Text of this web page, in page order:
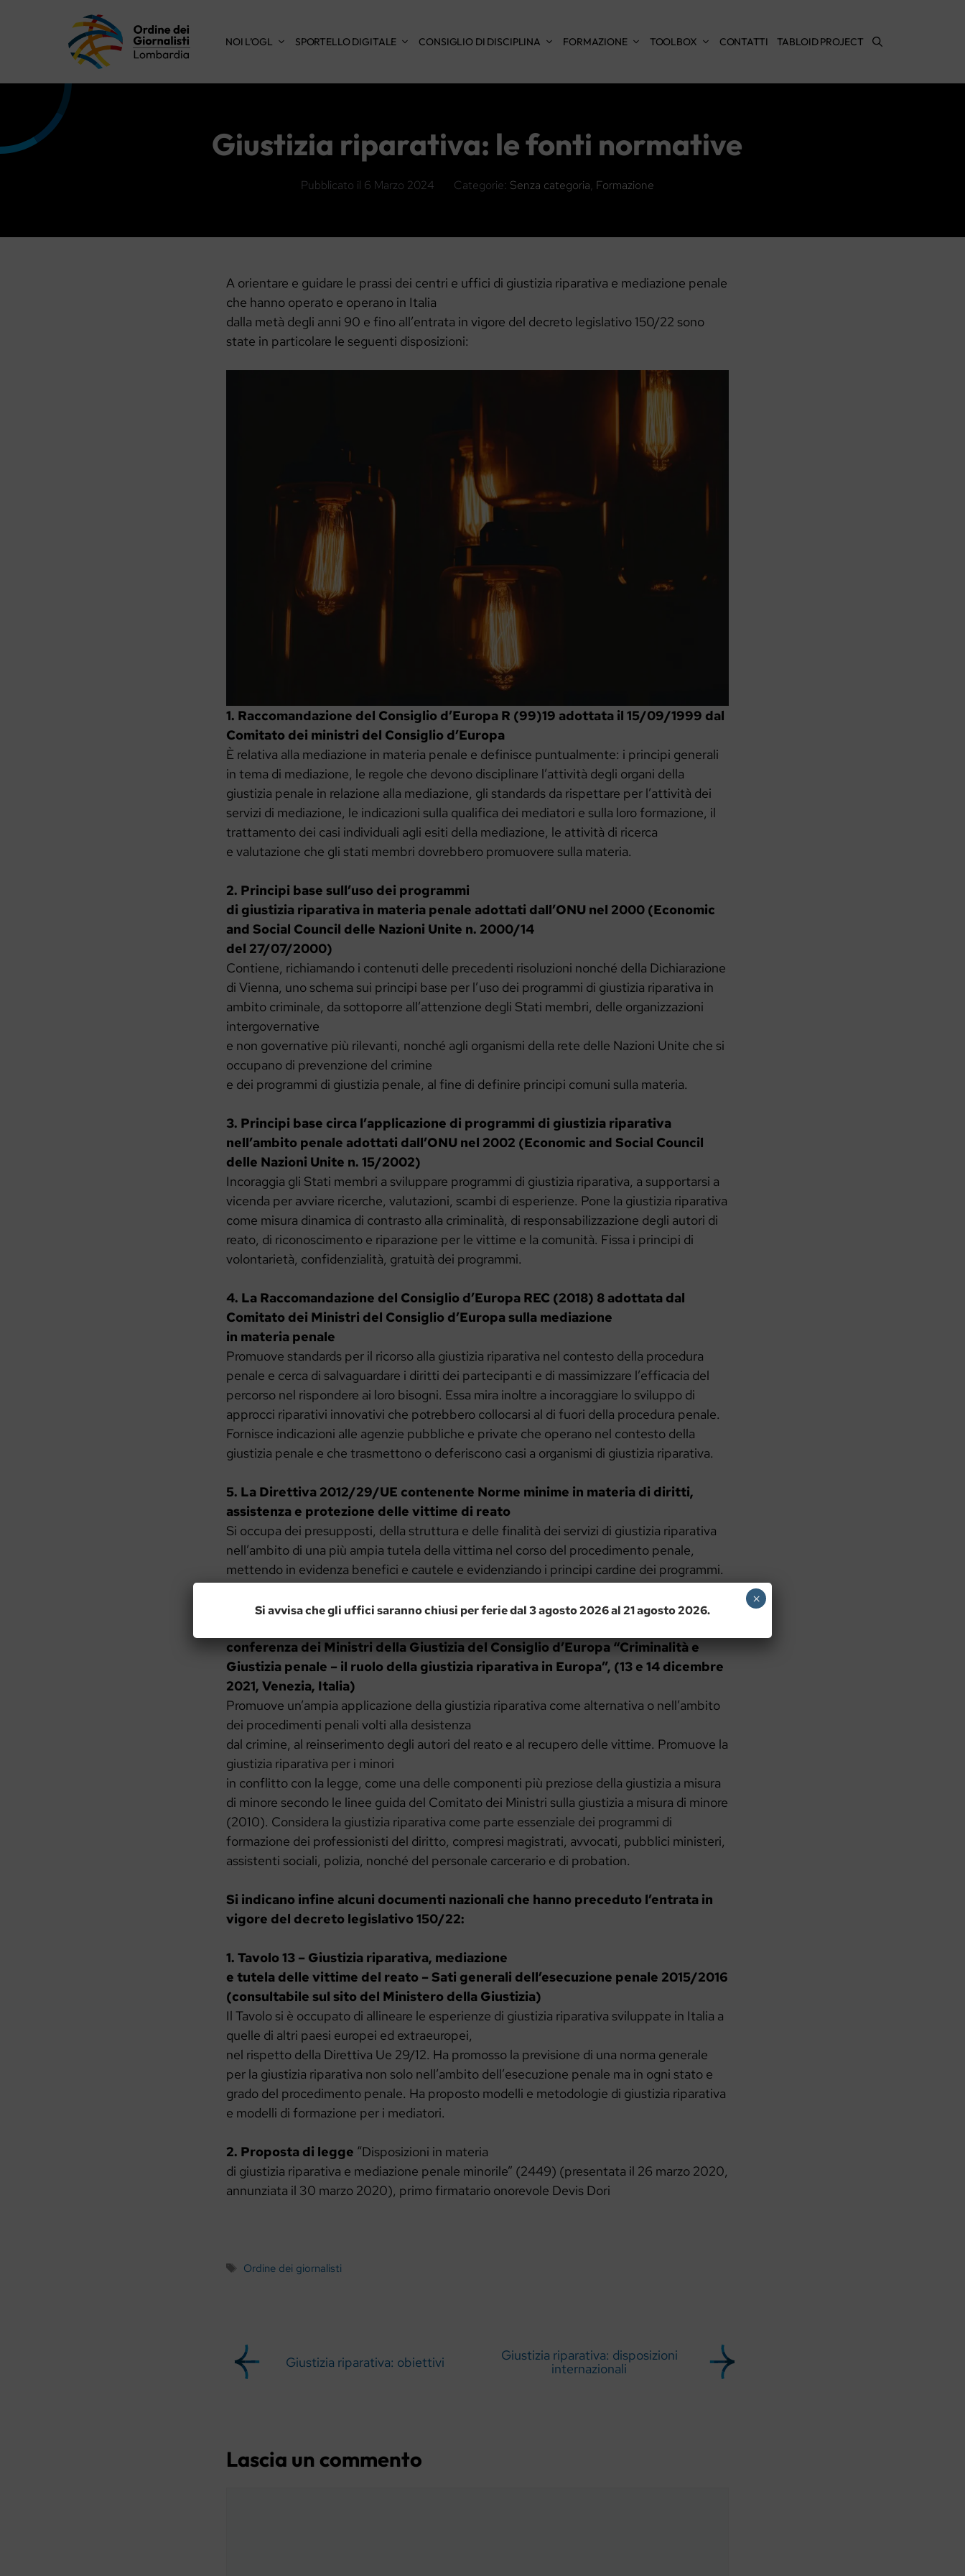
NOI L’OGL SPORTELLO DIGITALE CONSIGLIO DI DISCIPLINA FORMAZIONE TOOLBOX CONTATTI TABLOID PROJECT
Giustizia riparativa: le fonti normative
Pubblicato il 6 Marzo 2024 Categorie: Senza categoria, Formazione
A orientare e guidare le prassi dei centri e uffici di giustizia riparativa e mediazione penale
che hanno operato e operano in Italia
dalla metà degli anni 90 e fino all’entrata in vigore del decreto legislativo 150/22 sono
state in particolare le seguenti disposizioni:
1. Raccomandazione del Consiglio d’Europa R (99)19 adottata il 15/09/1999 dal
Comitato dei ministri del Consiglio d’Europa
È relativa alla mediazione in materia penale e definisce puntualmente: i principi generali
in tema di mediazione, le regole che devono disciplinare l’attività degli organi della
giustizia penale in relazione alla mediazione, gli standards da rispettare per l’attività dei
servizi di mediazione, le indicazioni sulla qualifica dei mediatori e sulla loro formazione, il
trattamento dei casi individuali agli esiti della mediazione, le attività di ricerca
e valutazione che gli stati membri dovrebbero promuovere sulla materia.
2. Principi base sull’uso dei programmi
di giustizia riparativa in materia penale adottati dall’ONU nel 2000 (Economic
and Social Council delle Nazioni Unite n. 2000/14
del 27/07/2000)
Contiene, richiamando i contenuti delle precedenti risoluzioni nonché della Dichiarazione
di Vienna, uno schema sui principi base per l’uso dei programmi di giustizia riparativa in
ambito criminale, da sottoporre all’attenzione degli Stati membri, delle organizzazioni
intergovernative
e non governative più rilevanti, nonché agli organismi della rete delle Nazioni Unite che si
occupano di prevenzione del crimine
e dei programmi di giustizia penale, al fine di definire principi comuni sulla materia.
3. Principi base circa l’applicazione di programmi di giustizia riparativa
nell’ambito penale adottati dall’ONU nel 2002 (Economic and Social Council
delle Nazioni Unite n. 15/2002)
Incoraggia gli Stati membri a sviluppare programmi di giustizia riparativa, a supportarsi a
vicenda per avviare ricerche, valutazioni, scambi di esperienze. Pone la giustizia riparativa
come misura dinamica di contrasto alla criminalità, di responsabilizzazione degli autori di
reato, di riconoscimento e riparazione per le vittime e la comunità. Fissa i principi di
volontarietà, confidenzialità, gratuità dei programmi.
4. La Raccomandazione del Consiglio d’Europa REC (2018) 8 adottata dal
Comitato dei Ministri del Consiglio d’Europa sulla mediazione
in materia penale
Promuove standards per il ricorso alla giustizia riparativa nel contesto della procedura
penale e cerca di salvaguardare i diritti dei partecipanti e di massimizzare l’efficacia del
percorso nel rispondere ai loro bisogni. Essa mira inoltre a incoraggiare lo sviluppo di
approcci riparativi innovativi che potrebbero collocarsi al di fuori della procedura penale.
Fornisce indicazioni alle agenzie pubbliche e private che operano nel contesto della
giustizia penale e che trasmettono o deferiscono casi a organismi di giustizia riparativa.
5. La Direttiva 2012/29/UE contenente Norme minime in materia di diritti,
assistenza e protezione delle vittime di reato
Si occupa dei presupposti, della struttura e delle finalità dei servizi di giustizia riparativa
nell’ambito di una più ampia tutela della vittima nel corso del procedimento penale,
mettendo in evidenza benefici e cautele e evidenziando i principi cardine dei programmi.
Dichiarazione dei ministri della giustizia degli stati membri del Consiglio
conferenza dei Ministri della Giustizia del Consiglio d’Europa “Criminalità e
Giustizia penale – il ruolo della giustizia riparativa in Europa”, (13 e 14 dicembre
2021, Venezia, Italia)
Promuove un’ampia applicazione della giustizia riparativa come alternativa o nell’ambito
dei procedimenti penali volti alla desistenza
dal crimine, al reinserimento degli autori del reato e al recupero delle vittime. Promuove la
giustizia riparativa per i minori
in conflitto con la legge, come una delle componenti più preziose della giustizia a misura
di minore secondo le linee guida del Comitato dei Ministri sulla giustizia a misura di minore
(2010). Considera la giustizia riparativa come parte essenziale dei programmi di
formazione dei professionisti del diritto, compresi magistrati, avvocati, pubblici ministeri,
assistenti sociali, polizia, nonché del personale carcerario e di probation.
Si indicano infine alcuni documenti nazionali che hanno preceduto l’entrata in
vigore del decreto legislativo 150/22:
1. Tavolo 13 – Giustizia riparativa, mediazione
e tutela delle vittime del reato – Sati generali dell’esecuzione penale 2015/2016
(consultabile sul sito del Ministero della Giustizia)
Il Tavolo si è occupato di allineare le esperienze di giustizia riparativa sviluppate in Italia a
quelle di altri paesi europei ed extraeuropei,
nel rispetto della Direttiva Ue 29/12. Ha promosso la previsione di una norma generale
per la giustizia riparativa non solo nell’ambito dell’esecuzione penale ma in ogni stato e
grado del procedimento penale. Ha proposto modelli e metodologie di giustizia riparativa
e modelli di formazione per i mediatori.
2. Proposta di legge “Disposizioni in materia
di giustizia riparativa e mediazione penale minorile” (2449) (presentata il 26 marzo 2020,
annunziata il 30 marzo 2020), primo firmatario onorevole Devis Dori
Tag
Ordine dei giornalisti
Giustizia riparativa: obiettivi
Giustizia riparativa: disposizioni
internazionali
Lascia un commento
Si avvisa che gli uffici saranno chiusi per ferie dal 3 agosto 2026 al 21 agosto 2026.
×